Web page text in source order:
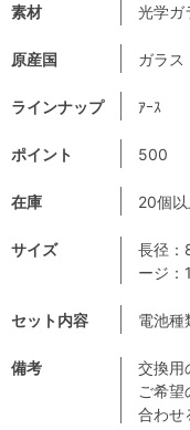
素材 光学ガ
原産国 ガラス
ラインナップ ｱｰｽ
ポイント 500
在庫 20個以
サイズ
長径：
ージ
セット内容 電池種
備考
交換用
ご希
合わせ